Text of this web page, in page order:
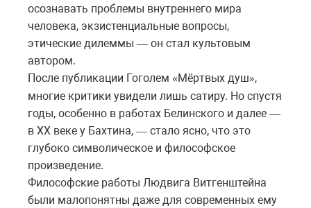
осознавать проблемы внутреннего мира
человека, экзистенциальные вопросы,
этические дилеммы — он стал культовым
автором.
После публикации Гоголем «Мёртвых душ»,
многие критики увидели лишь сатиру. Но спустя
годы, особенно в работах Белинского и далее —
в XX веке у Бахтина, — стало ясно, что это
глубоко символическое и философское
произведение.
Философские работы Людвига Витгенштейна
были малопонятны даже для современных ему